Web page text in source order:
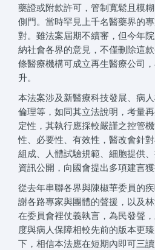
藥證或附款許可，管制寬鬆且模
側門。當時罕見上千名醫藥界的
對。雖法案屆期不續審，但今年
納社會各界的意見，不僅刪除這
條醫療機構可成立再生醫療公司
升。
本法案涉及新醫療科技發展、病
倫理等，如同其立法說明，考量
定性，其執行應採較嚴謹之控管
性、必要性、有效性，醫改會針
組成、人體試驗規範、細胞提供
資訊公開，向國會提出多項建言獲
從去年串聯各界與陳椒華委員的
謝各路專家與團體的聲援，以及
在委員會裡仗義執言，為民發聲
度與病人保障相較先前的版本更
下，相信本法應在短期內即可三